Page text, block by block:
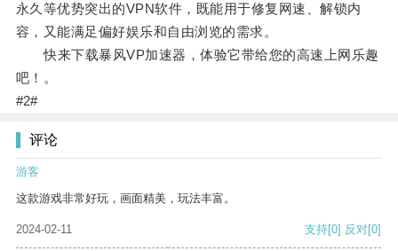
永久等优势突出的VPN软件，既能用于修复网速、解锁内
容，又能满足偏好娱乐和自由浏览的需求。
快来下载暴风VP加速器，体验它带给您的高速上网乐趣
吧！。
#2#
评论
游客
这款游戏非常好玩，画面精美，玩法丰富。
2024-02-11 支持[0] 反对[0]